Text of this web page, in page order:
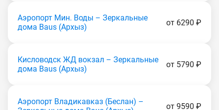
Аэропорт Мин. Воды – Зеркальные
дома Baus (Apxыз)
от 6290 ₽
Кисловодск ЖД вокзал – Зеркальные
дома Baus (Apxыз)
от 5790 ₽
Аэропорт Владикавказ (Беслан) –
от 9590 ₽